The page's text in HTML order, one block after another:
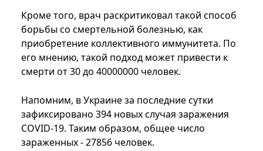
Кроме того, врач раскритиковал такой способ
борьбы со смертельной болезнью, как
приобретение коллективного иммунитета. По
его мнению, такой подход может привести к
смерти от 30 до 40000000 человек.
Напомним, в Украине за последние сутки
зафиксировано 394 новых случая заражения
COVID-19. Таким образом, общее число
зараженных - 27856 человек.